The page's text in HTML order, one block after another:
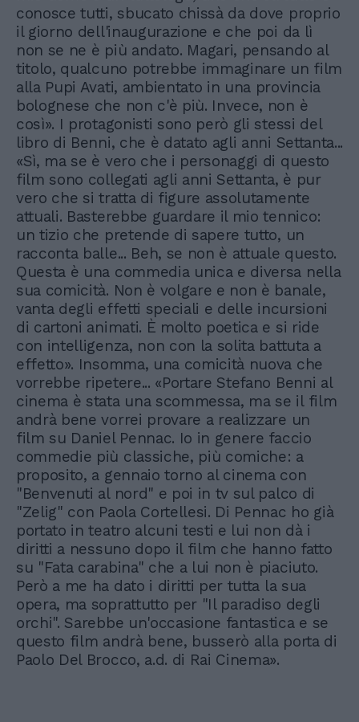
conosce tutti, sbucato chissà da dove proprio
il giorno dell'inaugurazione e che poi da lì
non se ne è più andato. Magari, pensando al
titolo, qualcuno potrebbe immaginare un film
alla Pupi Avati, ambientato in una provincia
bolognese che non c'è più. Invece, non è
così». I protagonisti sono però gli stessi del
libro di Benni, che è datato agli anni Settanta...
«Sì, ma se è vero che i personaggi di questo
film sono collegati agli anni Settanta, è pur
vero che si tratta di figure assolutamente
attuali. Basterebbe guardare il mio tennico:
un tizio che pretende di sapere tutto, un
racconta balle... Beh, se non è attuale questo.
Questa è una commedia unica e diversa nella
sua comicità. Non è volgare e non è banale,
vanta degli effetti speciali e delle incursioni
di cartoni animati. È molto poetica e si ride
con intelligenza, non con la solita battuta a
effetto». Insomma, una comicità nuova che
vorrebbe ripetere... «Portare Stefano Benni al
cinema è stata una scommessa, ma se il film
andrà bene vorrei provare a realizzare un
film su Daniel Pennac. Io in genere faccio
commedie più classiche, più comiche: a
proposito, a gennaio torno al cinema con
"Benvenuti al nord" e poi in tv sul palco di
"Zelig" con Paola Cortellesi. Di Pennac ho già
portato in teatro alcuni testi e lui non dà i
diritti a nessuno dopo il film che hanno fatto
su "Fata carabina" che a lui non è piaciuto.
Però a me ha dato i diritti per tutta la sua
opera, ma soprattutto per "Il paradiso degli
orchi". Sarebbe un'occasione fantastica e se
questo film andrà bene, busserò alla porta di
Paolo Del Brocco, a.d. di Rai Cinema».